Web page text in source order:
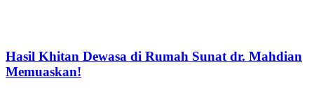
Hasil Khitan Dewasa di Rumah Sunat dr. Mahdian
Memuaskan!